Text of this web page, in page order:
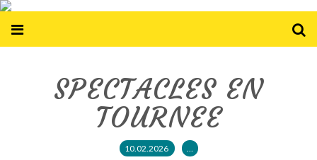
SPECTACLES EN
TOURNEE
10.02.2026 …